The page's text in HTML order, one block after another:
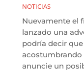
NOTICIAS
Nuevamente el
lanzado una
podría decir
acostumbrando
anuncie un